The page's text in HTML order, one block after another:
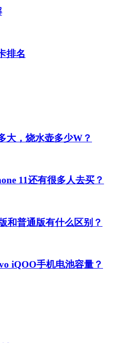
排名
大，烧水壶多少W？
11还有很多人去买？
和普通版有什么区别？
iQOO手机电池容量？